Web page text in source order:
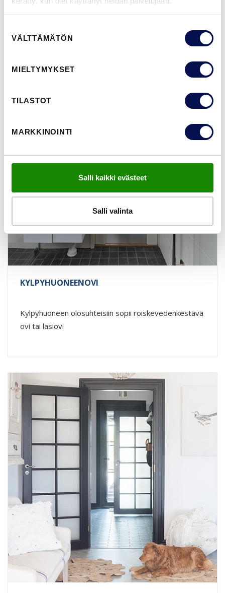
valinta
VÄLTTÄMÄTÖN
MIELTYMYKSET
TILASTOT
MARKKINOINTI
Salli kaikki evästeet
Salli valinta
KYLPYHUONEENOVI
Kylpyhuoneen olosuhteisiin sopii roiskevedenkestävä
ovi tai lasiovi